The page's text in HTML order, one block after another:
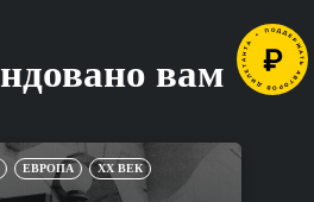
вам
ЕВРОПА XX ВЕК